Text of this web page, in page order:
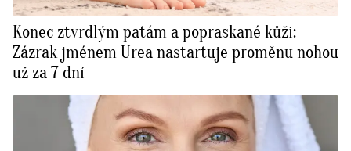
Konec ztvrdlým patám a popraskané kůži:
Zázrak jménem Urea nastartuje proměnu nohou
už za 7 dní